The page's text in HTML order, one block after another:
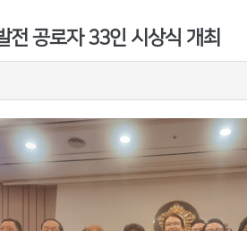
전 공로자 33인 시상식 개최